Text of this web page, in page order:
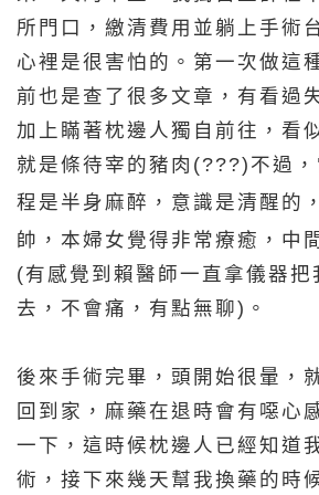
所門口，繳清費用並躺上手術
心裡是很害怕的。第一次做這
前也是查了很多文章，有看過
加上瞞著枕邊人獨自前往，看
就是條待宰的豬肉(???)不過
程是半身麻醉，意識是清醒的，
帥，本婦女覺得非常療癒，中
(有感覺到賴醫師一直拿儀器把
去，不會痛，有點無聊)。
後來手術完畢，頭開始很暈，
回到家，麻藥在退時會有噁心
一下，這時候枕邊人已經知道
術，接下來幾天幫我換藥的時